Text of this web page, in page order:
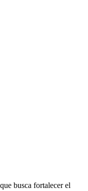
busca fortalecer el